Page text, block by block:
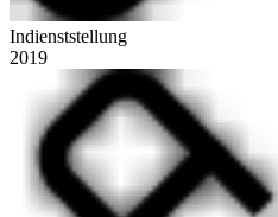
Indienststellung
2019